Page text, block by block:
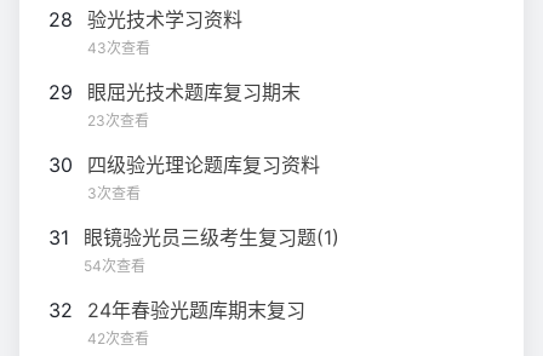
28 验光技术学习资料
43次查看
29 眼屈光技术题库复习期末
23次查看
30 四级验光理论题库复习资料
3次查看
31 眼镜验光员三级考生复习题(1)
54次查看
32 24年春验光题库期末复习
42次查看